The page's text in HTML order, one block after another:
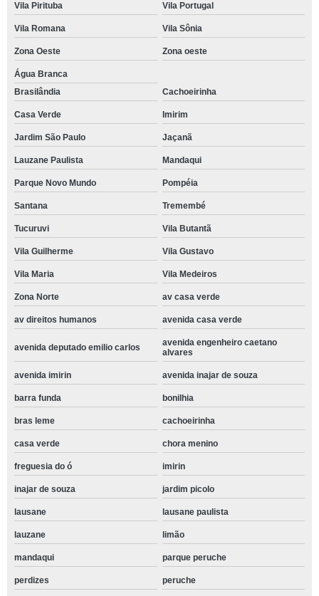
Vila Pirituba Vila Portugal
Vila Romana Vila Sônia
Zona Oeste Zona oeste
Água Branca
Brasilândia
Cachoeirinha
Casa Verde Imirim
Jardim São Paulo Jaçanã
Lauzane Paulista Mandaqui
Parque Novo Mundo Pompéia
Santana Tremembé
Tucuruvi Vila Butantã
Vila Guilherme Vila Gustavo
Vila Maria Vila Medeiros
Zona Norte av casa verde
av direitos humanos avenida casa verde
avenida deputado emilio carlos
avenida engenheiro caetano
alvares
avenida imirin avenida inajar de souza
barra funda bonilhia
bras leme cachoeirinha
casa verde chora menino
freguesia do ó imirin
inajar de souza jardim picolo
lausane lausane paulista
lauzane limão
mandaqui parque peruche
perdizes peruche